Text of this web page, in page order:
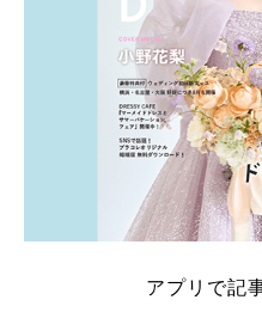
アプリで記